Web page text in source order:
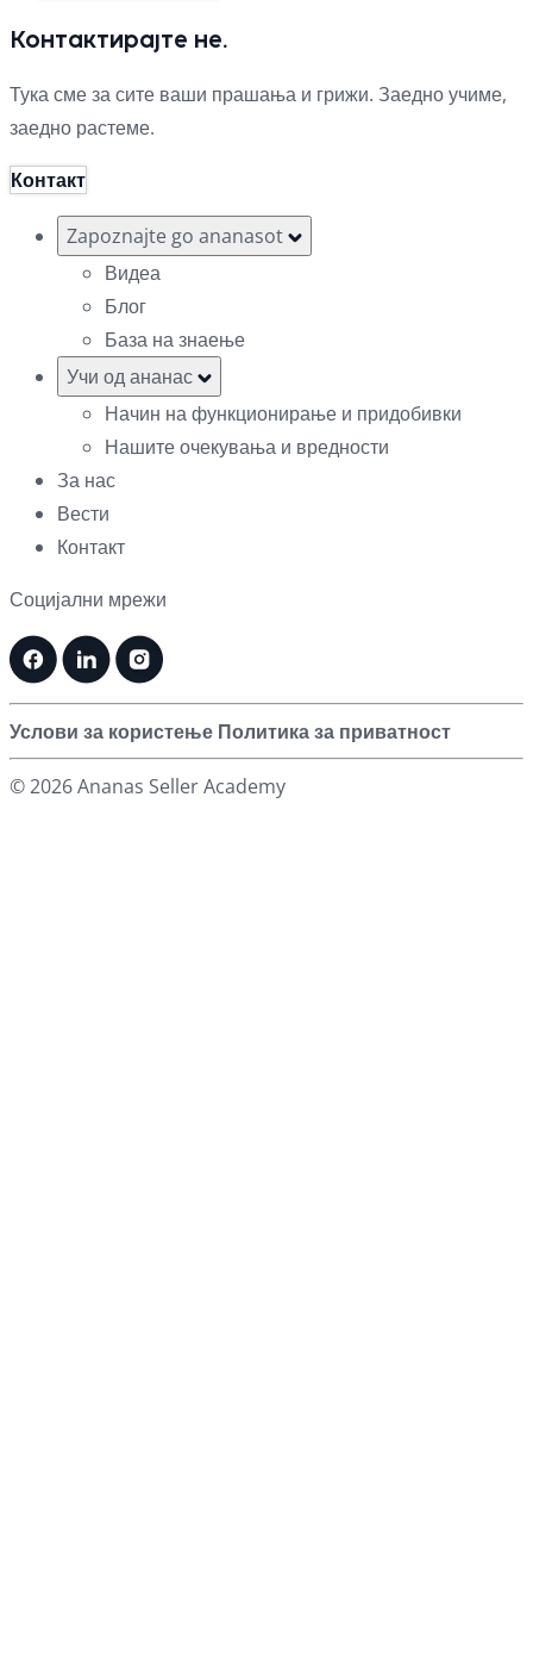
Контактирајте не.
Тука сме за сите ваши прашања и грижи. Заедно учиме,
заедно растеме.
Контакт
Zapoznajte go ananasot
Видеа
Блог
База на знаење
Учи од ананас
Начин на функционирање и придобивки
Нашите очекувања и вредности
За нас
Вести
Контакт
Социјални мрежи
Услови за користење Политика за приватност
© 2026 Ananas Seller Academy